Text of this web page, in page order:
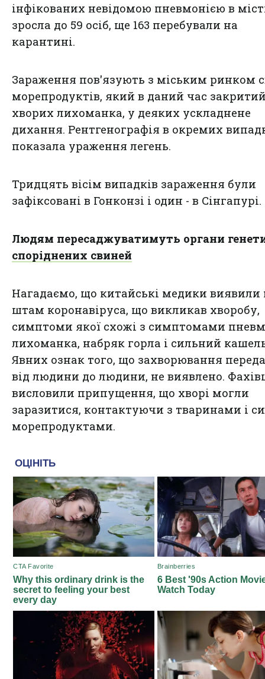
інфікованих невідомою пневмонією в
зросла до 59 осіб, ще 163 перебували на
карантині.
Зараження пов'язують з міським ринком
морепродуктів, який в даний час
хворих лихоманка, у деяких ускладнене
дихання. Рентгенографія в окремих
показала ураження легень.
Тридцять вісім випадків зараження були
зафіксовані в Гонконзі і один - в Сінгапурі.
Людям пересаджуватимуть органи
споріднених свиней
Нагадаємо, що китайські медики виявили
штам коронавіруса, що викликав хворобу,
симптоми якої схожі з симптомами
лихоманка, набряк горла і сильний
Явних ознак того, що захворювання
від людини до людини, не виявлено.
висловили припущення, що хворі могли
заразитися, контактуючи з тваринами і
морепродуктами.